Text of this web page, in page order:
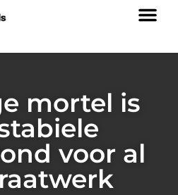
mortel is
voor al